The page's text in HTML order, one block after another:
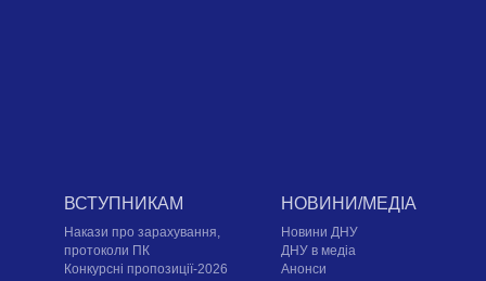
ВСТУПНИКАМ
Накази про зарахування,
протоколи ПК
Конкурсні пропозиції-2026
НОВИНИ/МЕДІА
Новини ДНУ
ДНУ в медіа
Анонси